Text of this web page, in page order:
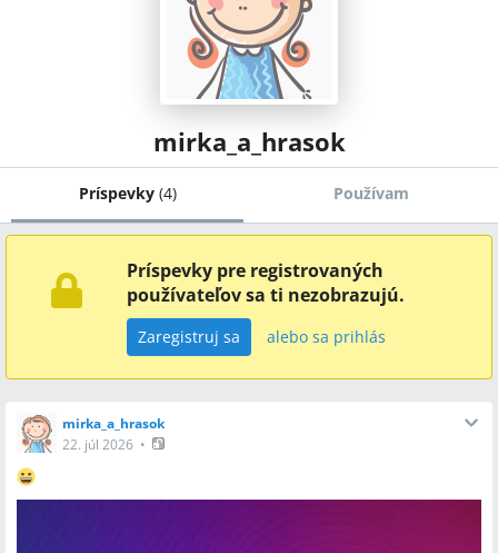
mirka_a_hrasok
Príspevky (4) Používam
Príspevky pre registrovaných
používateľov sa ti nezobrazujú.
Zaregistruj sa alebo sa prihlás
mirka_a_hrasok
22. júl 2026 •